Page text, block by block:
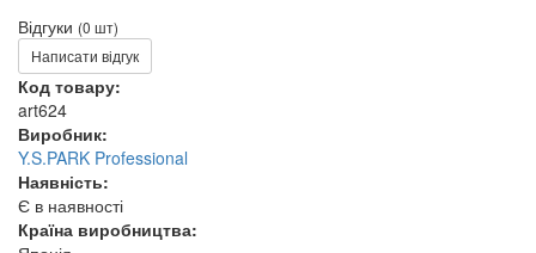
Відгуки (0 шт)
Написати відгук
Код товару:
art624
Виробник:
Y.S.PARK Professional
Наявність:
Є в наявності
Країна виробництва: